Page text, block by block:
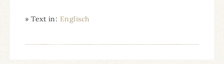
» Text in: Englisch